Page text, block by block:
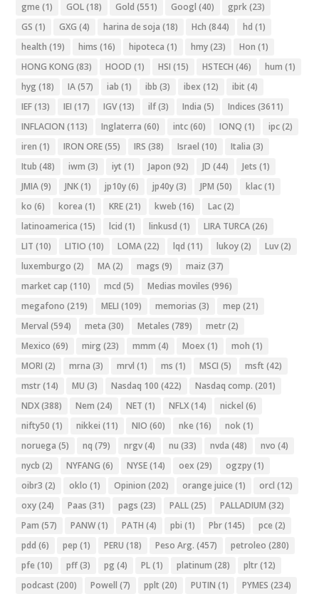
gme (1) GOL(18) Gold (551) Googl (40) gprk(23)
GS (1) GXG (4) harina de soja (18) Hch (844) hd (1)
health (19) hims (16) hipoteca (1) hmy(23) Hon (1)
HONG KONG (83) HOOD (1) HSI (15) HSTECH (46) hum (1)
hyg (18) IA(57) iab (1) ibb (3) ibex (12) ibit (4)
IEF(13) IEI (17) IGV(13) ilf(3) India (5) Indices (3611)
INFLACION (113) Inglaterra (60) intc(60) IONQ (1) ipc(2)
iren (1) IRON ORE(55) IRS (38) Israel (10) Italia (3)
Itub (48) iwm (3) iyt (1) Japon (92) JD (44) Jets (1)
JMIA(9) JNK(1) jp10y(6) jp40y(3) JPM (50) klac(1)
ko (6) korea (1) KRE(21) kweb (16) Lac(2)
latinoamerica (15) lcid (1) linkusd (1) LIRA TURCA(26)
LIT (10) LITIO (10) LOMA(22) lqd (11) lukoy(2) Luv(2)
luxemburgo (2) MA(2) mags (9) maiz (37)
market cap (110) mcd (5) Medias moviles (996)
megafono (219) MELI (109) memorias (3) mep (21)
Merval (594) meta (30) Metales (789) metr(2)
Mexico (69) mirg (23) mmm (4) Moex (1) moh (1)
MORI (2) mrna (3) mrvl (1) ms (1) MSCI (5) msft (42)
mstr(14) MU (3) Nasdaq 100 (422) Nasdaq comp. (201)
NDX(388) Nem (24) NET (1) NFLX(14) nickel (6)
nifty50 (1) nikkei (11) NIO (60) nke (16) nok(1)
noruega (5) nq (79) nrgv(4) nu (33) nvda (48) nvo (4)
nycb (2) NYFANG (6) NYSE(14) oex (29) ogzpy(1)
oibr3 (2) oklo (1) Opinion (202) orange juice (1) orcl (12)
oxy(24) Paas (31) pags (23) PALL(25) PALLADIUM (32)
Pam (57) PANW(1) PATH (4) pbi (1) Pbr(145) pce (2)
pdd (6) pep (1) PERU (18) Peso Arg. (457) petroleo (280)
pfe (10) pff(3) pg (4) PL(1) platinum (28) pltr(12)
podcast (200) Powell (7) pplt (20) PUTIN (1) PYMES (234)